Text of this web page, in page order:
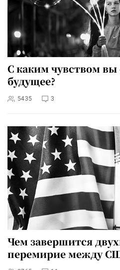
С каким чувством вы
будущее?
5435 3
Чем завершится
перемирие между